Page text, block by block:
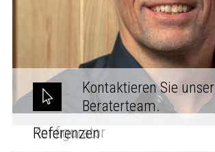
Kontaktieren Sie unser
Beraterteam.
Konfigurator
Referenzen